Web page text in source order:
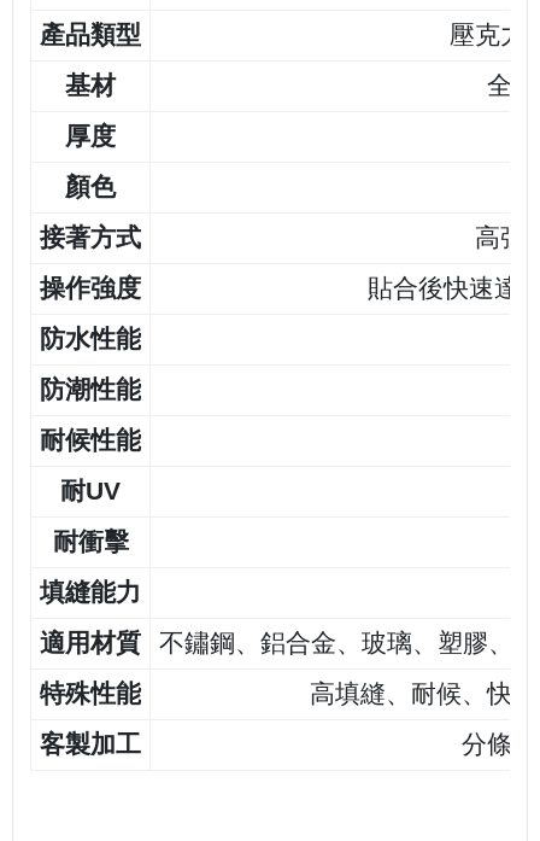
產品類型
壓克力
基材
全
厚度
顏色
接著方式
高強
操作強度
貼合後快速達
防水性能
防潮性能
耐候性能
耐UV
耐衝擊
填縫能力
適用材質
不鏽鋼、鋁合金、玻璃、塑膠、
特殊性能
高填縫、耐候、快
客製加工
分條